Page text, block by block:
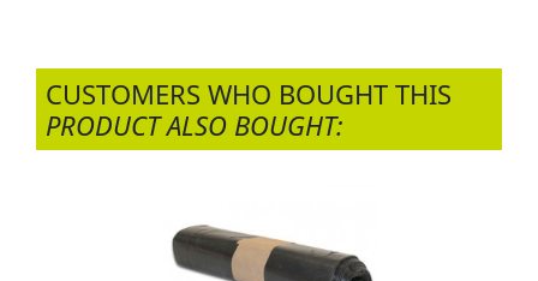
CUSTOMERS WHO BOUGHT THIS
PRODUCT ALSO BOUGHT: